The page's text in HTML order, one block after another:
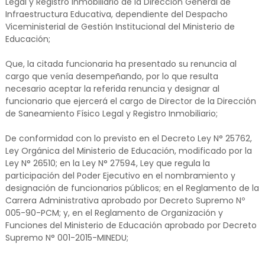
Infraestructura Educativa, dependiente del Despacho
Viceministerial de Gestión Institucional del Ministerio de
Educación;
Que, la citada funcionaria ha presentado su renuncia al
cargo que venía desempeñando, por lo que resulta
necesario aceptar la referida renuncia y designar al
funcionario que ejercerá el cargo de Director de la Dirección
de Saneamiento Físico Legal y Registro Inmobiliario;
De conformidad con lo previsto en el Decreto Ley N° 25762,
Ley Orgánica del Ministerio de Educación, modificado por la
Ley N° 26510; en la Ley N° 27594, Ley que regula la
participación del Poder Ejecutivo en el nombramiento y
designación de funcionarios públicos; en el Reglamento de la
Carrera Administrativa aprobado por Decreto Supremo Nº
005-90-PCM; y, en el Reglamento de Organización y
Funciones del Ministerio de Educación aprobado por Decreto
Supremo N° 001-2015-MINEDU;